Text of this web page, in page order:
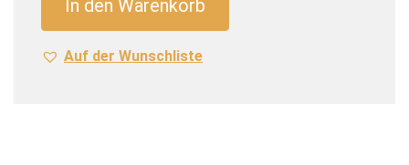
1
Kilo)
In den Warenkorb
Auf der Wunschliste